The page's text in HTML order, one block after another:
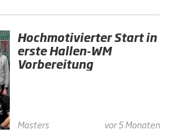
Hochmotivierter Start in
erste Hallen-WM
Vorbereitung
Masters vor 5 Monaten